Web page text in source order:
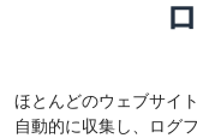
ほとんどのウェブサイ
自動的に収集し、ログ